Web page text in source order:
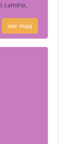
camino,
ver mas